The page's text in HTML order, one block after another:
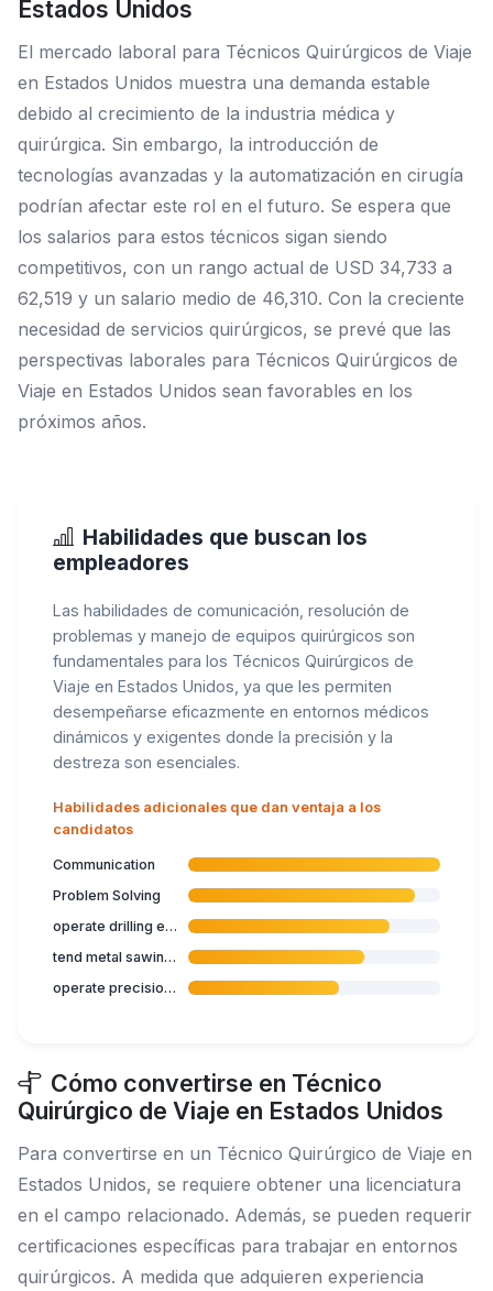
Estados Unidos
El mercado laboral para Técnicos Quirúrgicos de Viaje
en Estados Unidos muestra una demanda estable
debido al crecimiento de la industria médica y
quirúrgica. Sin embargo, la introducción de
tecnologías avanzadas y la automatización en cirugía
podrían afectar este rol en el futuro. Se espera que
los salarios para estos técnicos sigan siendo
competitivos, con un rango actual de USD 34,733 a
62,519 y un salario medio de 46,310. Con la creciente
necesidad de servicios quirúrgicos, se prevé que las
perspectivas laborales para Técnicos Quirúrgicos de
Viaje en Estados Unidos sean favorables en los
próximos años.
Habilidades que buscan los
empleadores
Las habilidades de comunicación, resolución de
problemas y manejo de equipos quirúrgicos son
fundamentales para los Técnicos Quirúrgicos de
Viaje en Estados Unidos, ya que les permiten
desempeñarse eficazmente en entornos médicos
dinámicos y exigentes donde la precisión y la
destreza son esenciales.
Habilidades adicionales que dan ventaja a los
candidatos
Communication
Problem Solving
operate drilling equipment
tend metal sawing machine
operate precision measuring equipment
Cómo convertirse en Técnico
Quirúrgico de Viaje en Estados Unidos
Para convertirse en un Técnico Quirúrgico de Viaje en
Estados Unidos, se requiere obtener una licenciatura
en el campo relacionado. Además, se pueden requerir
certificaciones específicas para trabajar en entornos
quirúrgicos. A medida que adquieren experiencia